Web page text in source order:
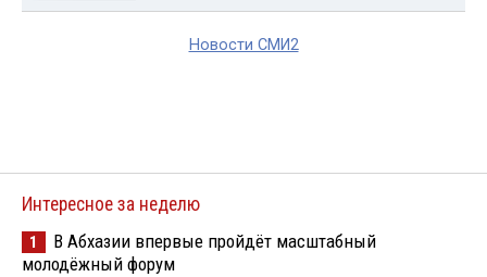
Новости СМИ2
Интересное за неделю
1
В Абхазии впервые пройдёт масштабный
молодёжный форум